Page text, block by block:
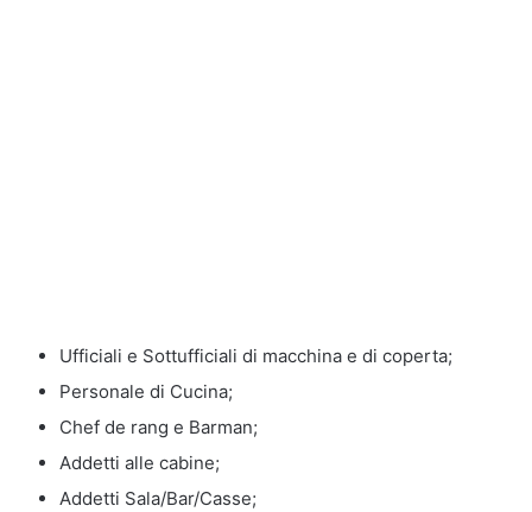
Ufficiali e Sottufficiali di macchina e di coperta;
Personale di Cucina;
Chef de rang e Barman;
Addetti alle cabine;
Addetti Sala/Bar/Casse;